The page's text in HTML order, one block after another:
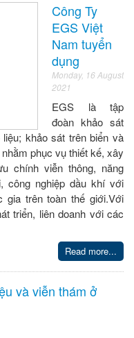
Công Ty
EGS Việt
Nam tuyển
dụng
Monday, 16 August
2021
EGS là tập
đoàn khảo sát
khảo sát trên biển và
phục vụ thiết kế, xây
chính viễn thông, năng
công nghiệp dầu khí với
gia trên toàn thế giới.Với
triển, liên doanh với các
Read more...
và viễn thám ở